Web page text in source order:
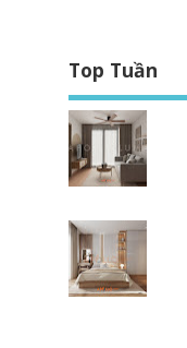
Top Tuần